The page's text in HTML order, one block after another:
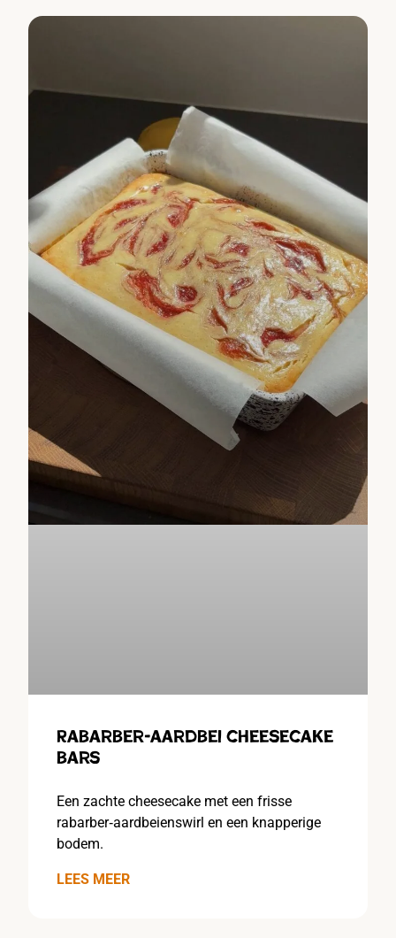
Rabarber-aardbei cheesecake
bars
Een zachte cheesecake met een frisse
rabarber‑aardbeienswirl en een knapperige
bodem.
LEES MEER